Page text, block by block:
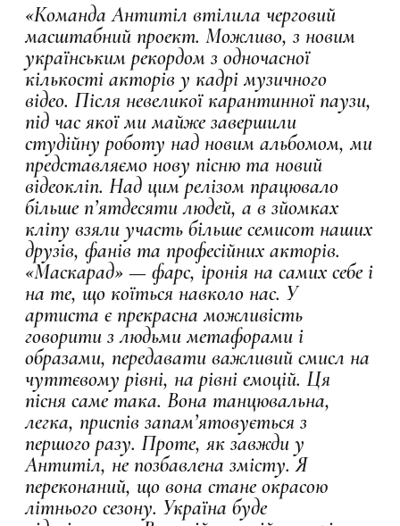
«Команда Антитіл втілила черговий
масштабний проект. Можливо, з новим
українським рекордом з одночасної
кількості акторів у кадрі музичного
відео. Після невеликої карантинної паузи,
під час якої ми майже завершили
студійну роботу над новим альбомом, ми
представляємо нову пісню та новий
відеокліп. Над цим релізом працювало
більше п’ятдесяти людей, а в зйомках
кліпу взяли участь більше семисот наших
друзів, фанів та професійних акторів.
«Маскарад» — фарс, іронія на самих себе і
на те, що коїться навколо нас. У
артиста є прекрасна можливість
говорити з людьми метафорами і
образами, передавати важливий смисл на
чуттєвому рівні, на рівні емоцій. Ця
пісня саме така. Вона танцювальна,
легка, приспів запам’ятовується з
першого разу. Проте, як завжди у
Антитіл, не позбавлена змісту. Я
переконаний, що вона стане окрасою
літнього сезону. Україна буде